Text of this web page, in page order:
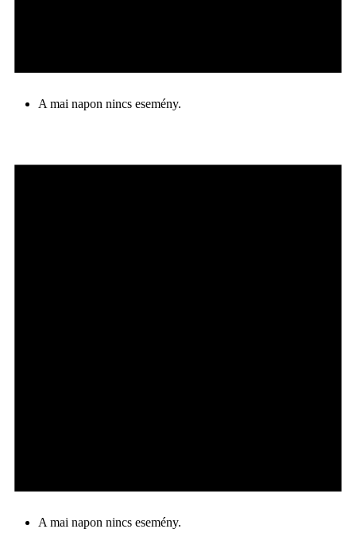
A mai napon nincs esemény.
A mai napon nincs esemény.